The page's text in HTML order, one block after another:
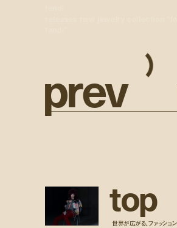
prev
top
世界が広がる、ファッショ